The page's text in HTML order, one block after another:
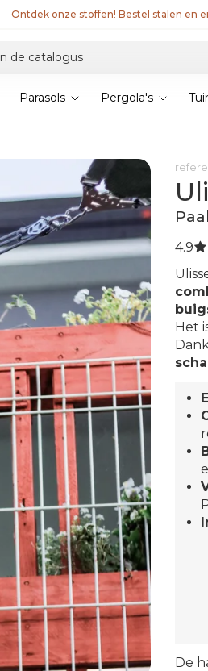
Ontdek onze stoffen! Bestel stalen en
Parasols Pergola's
4.9
Het
De